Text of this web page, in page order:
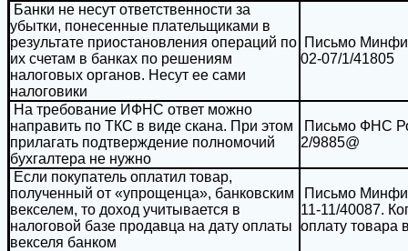
Банки не несут ответственности за
убытки, понесенные плательщиками в
результате приостановления операций по
их счетам в банках по решениям
налоговых органов. Несут ее сами
налоговики
Письмо
02-07/1/41805
На требование ИФНС ответ можно
направить по ТКС в виде скана. При этом
прилагать подтверждение полномочий
бухгалтера не нужно
Письмо ФНС
2/9885@
Если покупатель оплатил товар,
полученный от «упрощенца», банковским
векселем, то доход учитывается в
налоговой базе продавца на дату оплаты
векселя банком
Письмо
11-11/40087.
оплату товара